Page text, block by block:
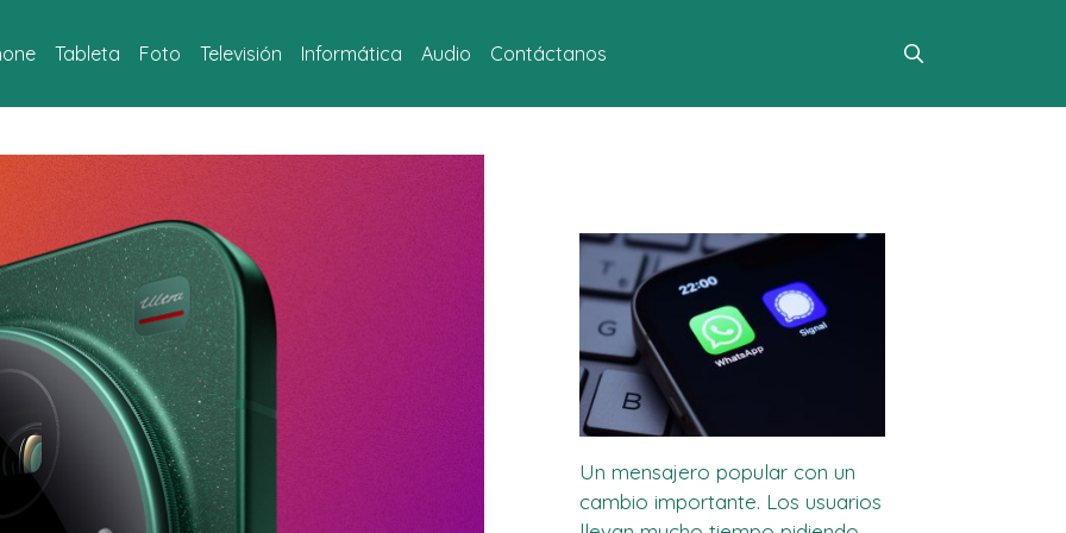
Tableta Foto Televisión Informática Audio Contáctanos
Un mensajero popular con un
cambio importante. Los usuarios